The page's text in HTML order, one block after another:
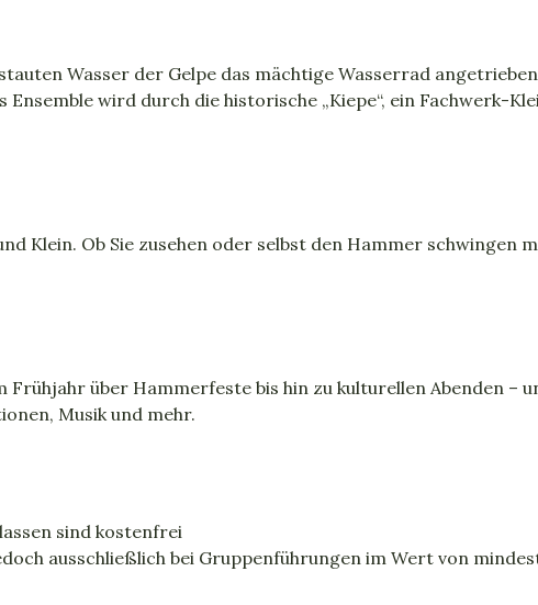
Wasser der Gelpe das mächtige Wasserrad
wird durch die historische „Kiepe“, ein Fachwerk-
Klein. Ob Sie zusehen oder selbst den Hammer schwingen
Frühjahr über Hammerfeste bis hin zu kulturellen Abenden –
Musik und mehr.
sind kostenfrei
ausschließlich bei Gruppenführungen im Wert von